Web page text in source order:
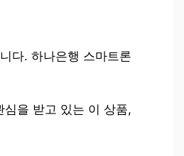
다. 하나은행 스마트론
을 받고 있는 이 상품,